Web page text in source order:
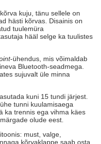
kuju, tänu sellele on
hästi kõrvas. Disainis on
tuulemüra
hääl selge ka tuulistes
-ühendus, mis võimaldab
Bluetooth-seadmega.
sujuvalt üle minna
kuni 15 tundi järjest.
tunni kuulamisaega
ka trennis ega vihma käes
olude eest.
must, valge,
kõrvaklappe saab osta